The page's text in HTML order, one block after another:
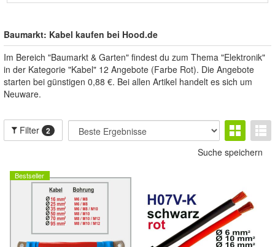
Baumarkt: Kabel kaufen bei Hood.de
Im Bereich "Baumarkt & Garten" findest du zum Thema "Elektronik"
in der Kategorie "Kabel" 12 Angebote (Farbe Rot). Die Angebote
starten bei günstigen 0,88 €. Bei allen Artikel handelt es sich um
Neuware.
Filter 2
Suche speichern
Bestseller